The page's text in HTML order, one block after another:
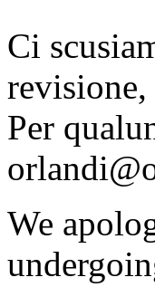
Ci
Per
We